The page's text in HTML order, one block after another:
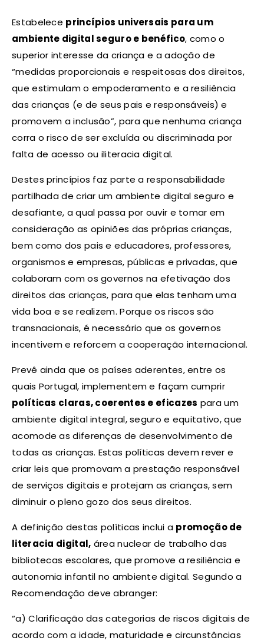
Estabelece princípios universais para um
ambiente digital seguro e benéfico, como o
superior interesse da criança e a adoção de
“medidas proporcionais e respeitosas dos direitos,
que estimulam o empoderamento e a resiliência
das crianças (e de seus pais e responsáveis) e
promovem a inclusão”, para que nenhuma criança
corra o risco de ser excluída ou discriminada por
falta de acesso ou iliteracia digital.
Destes princípios faz parte a responsabilidade
partilhada de criar um ambiente digital seguro e
desafiante, a qual passa por ouvir e tomar em
consideração as opiniões das próprias crianças,
bem como dos pais e educadores, professores,
organismos e empresas, públicas e privadas, que
colaboram com os governos na efetivação dos
direitos das crianças, para que elas tenham uma
vida boa e se realizem. Porque os riscos são
transnacionais, é necessário que os governos
incentivem e reforcem a cooperação internacional.
Prevê ainda que os países aderentes, entre os
quais Portugal, implementem e façam cumprir
políticas claras, coerentes e eficazes para um
ambiente digital integral, seguro e equitativo, que
acomode as diferenças de desenvolvimento de
todas as crianças. Estas políticas devem rever e
criar leis que promovam a prestação responsável
de serviços digitais e protejam as crianças, sem
diminuir o pleno gozo dos seus direitos.
A definição destas políticas inclui a promoção de
literacia digital, área nuclear de trabalho das
bibliotecas escolares, que promove a resiliência e
autonomia infantil no ambiente digital. Segundo a
Recomendação deve abranger:
“a) Clarificação das categorias de riscos digitais de
acordo com a idade, maturidade e circunstâncias